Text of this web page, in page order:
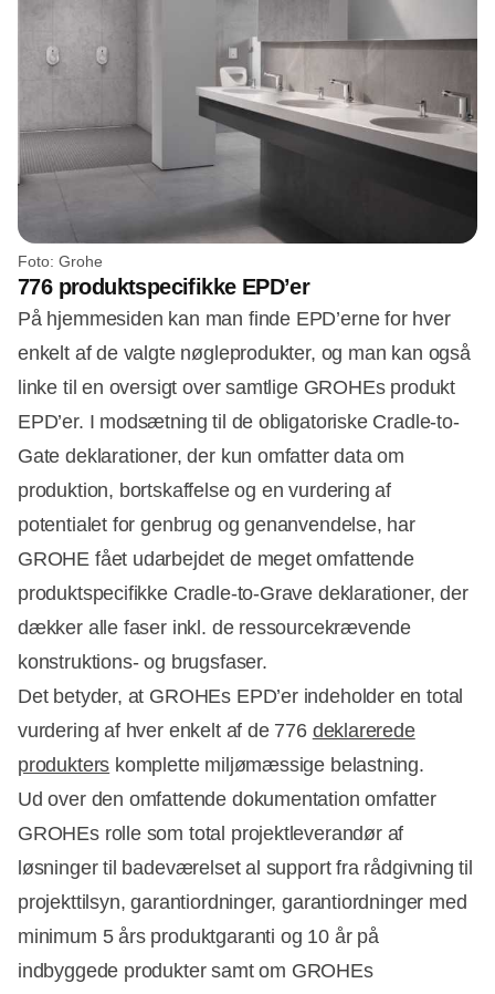
Foto: Grohe
776 produktspecifikke EPD’er
På hjemmesiden kan man finde EPD’erne for hver
enkelt af de valgte nøgleprodukter, og man kan også
linke til en oversigt over samtlige GROHEs produkt
EPD’er. I modsætning til de obligatoriske Cradle-to-
Gate deklarationer, der kun omfatter data om
produktion, bortskaffelse og en vurdering af
potentialet for genbrug og genanvendelse, har
GROHE fået udarbejdet de meget omfattende
produktspecifikke Cradle-to-Grave deklarationer, der
dækker alle faser inkl. de ressourcekrævende
konstruktions- og brugsfaser.
Det betyder, at GROHEs EPD’er indeholder en total
vurdering af hver enkelt af de 776 deklarerede
produkters komplette miljømæssige belastning.
Ud over den omfattende dokumentation omfatter
GROHEs rolle som total projektleverandør af
løsninger til badeværelset al support fra rådgivning til
projekttilsyn, garantiordninger, garantiordninger med
minimum 5 års produktgaranti og 10 år på
indbyggede produkter samt om GROHEs